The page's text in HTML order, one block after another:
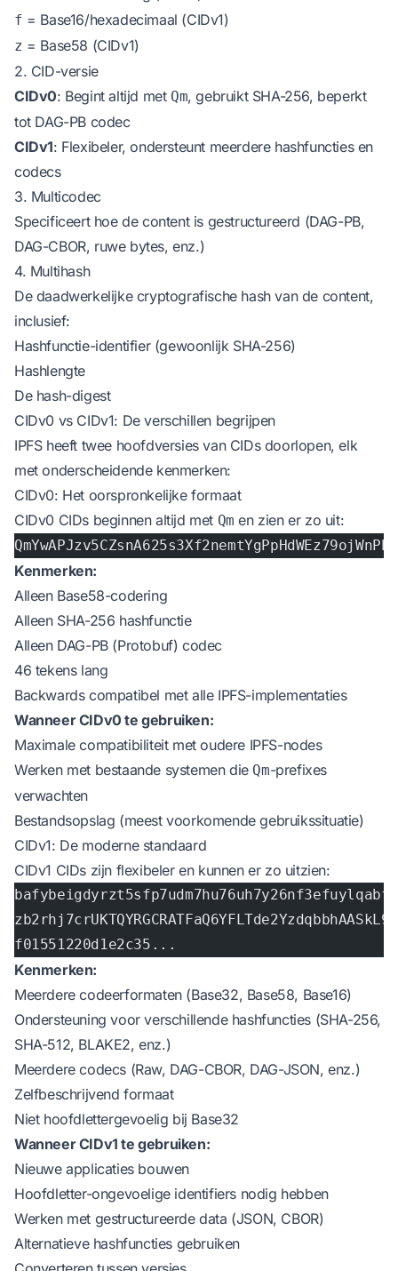
f = Base16/hexadecimaal (CIDv1)
z = Base58 (CIDv1)
2. CID-versie
CIDv0: Begint altijd met Qm, gebruikt SHA-256, beperkt
tot DAG-PB codec
CIDv1: Flexibeler, ondersteunt meerdere hashfuncties en
codecs
3. Multicodec
Specificeert hoe de content is gestructureerd (DAG-PB,
DAG-CBOR, ruwe bytes, enz.)
4. Multihash
De daadwerkelijke cryptografische hash van de content,
inclusief:
Hashfunctie-identifier (gewoonlijk SHA-256)
Hashlengte
De hash-digest
CIDv0 vs CIDv1: De verschillen begrijpen
IPFS heeft twee hoofdversies van CIDs doorlopen, elk
met onderscheidende kenmerken:
CIDv0: Het oorspronkelijke formaat
CIDv0 CIDs beginnen altijd met Qm en zien er zo uit:
Kenmerken:
Alleen Base58-codering
Alleen SHA-256 hashfunctie
Alleen DAG-PB (Protobuf) codec
46 tekens lang
Backwards compatibel met alle IPFS-implementaties
Wanneer CIDv0 te gebruiken:
Maximale compatibiliteit met oudere IPFS-nodes
Werken met bestaande systemen die Qm-prefixes
verwachten
Bestandsopslag (meest voorkomende gebruikssituatie)
CIDv1: De moderne standaard
CIDv1 CIDs zijn flexibeler en kunnen er zo uitzien:
f01551220d1e2c35...
Kenmerken:
Meerdere codeerformaten (Base32, Base58, Base16)
Ondersteuning voor verschillende hashfuncties (SHA-256,
SHA-512, BLAKE2, enz.)
Meerdere codecs (Raw, DAG-CBOR, DAG-JSON, enz.)
Zelfbeschrijvend formaat
Niet hoofdlettergevoelig bij Base32
Wanneer CIDv1 te gebruiken:
Nieuwe applicaties bouwen
Hoofdletter-ongevoelige identifiers nodig hebben
Werken met gestructureerde data (JSON, CBOR)
Alternatieve hashfuncties gebruiken